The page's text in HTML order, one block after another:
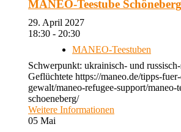
MANEO-Teestube Schöneberg
29. April 2027
18:30 - 20:30
MANEO-Teestuben
Schwerpunkt: ukrainisch- und
Geflüchtete https://maneo.de/tipps-
gewalt/maneo-refugee-support/maneo-
schoeneberg/
Weitere Informationen
05 Mai